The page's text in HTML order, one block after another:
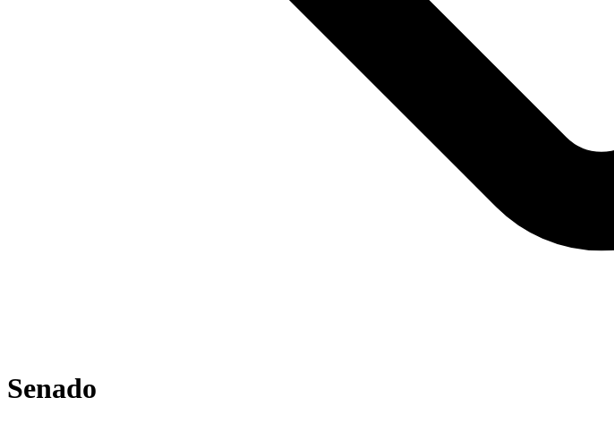
Senado